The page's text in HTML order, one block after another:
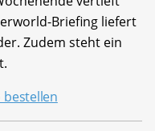
Briefing liefert
Zudem steht ein
bestellen